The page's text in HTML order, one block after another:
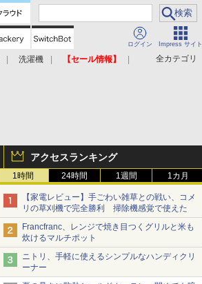
ログイン Impress サイト
全カテゴリ
洗濯機
【セール情報】
アクセスランキング
1時間 24時間 1週間 1カ月
【家電レビュー】手ごわい雑草との戦い、コメ
リの草刈機で完全勝利 掃除機感覚で使えた
Francfranc、レンジで焼き目つくグリルと米も
炊けるマルチポット
ニトリ、手軽に使えるシンプルなハンディクリ
ーナー